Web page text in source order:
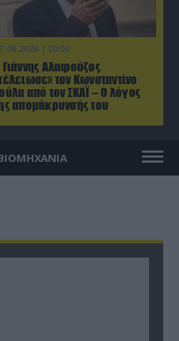
| 20:02
Αλαφούζος
τον Κωνσταντίνο
από τον ΣΚΑΪ – Ο λόγος
απομάκρυνσής του